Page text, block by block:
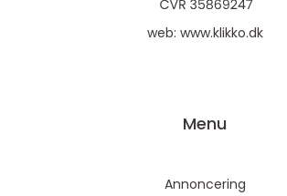
web: www.klikko.dk
Menu
Annoncering